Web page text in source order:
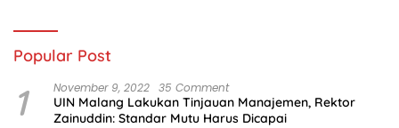
Popular Post
1 November 9, 2022 35 Comment
UIN Malang Lakukan Tinjauan Manajemen, Rektor
Zainuddin: Standar Mutu Harus Dicapai